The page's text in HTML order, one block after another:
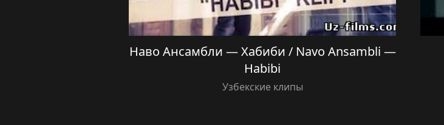
Наво Ансамбли — Хабиби / Navo Ansambli —
Habibi
Узбекские клипы